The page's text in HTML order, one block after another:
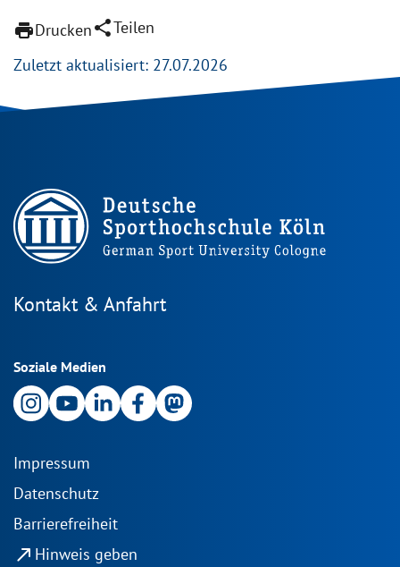
printDruckenshareTeilen
Zuletzt aktualisiert: 27.07.2026
Kontakt & Anfahrt
Soziale Medien
Impressum
Datenschutz
Barrierefreiheit
north_east Hinweis geben